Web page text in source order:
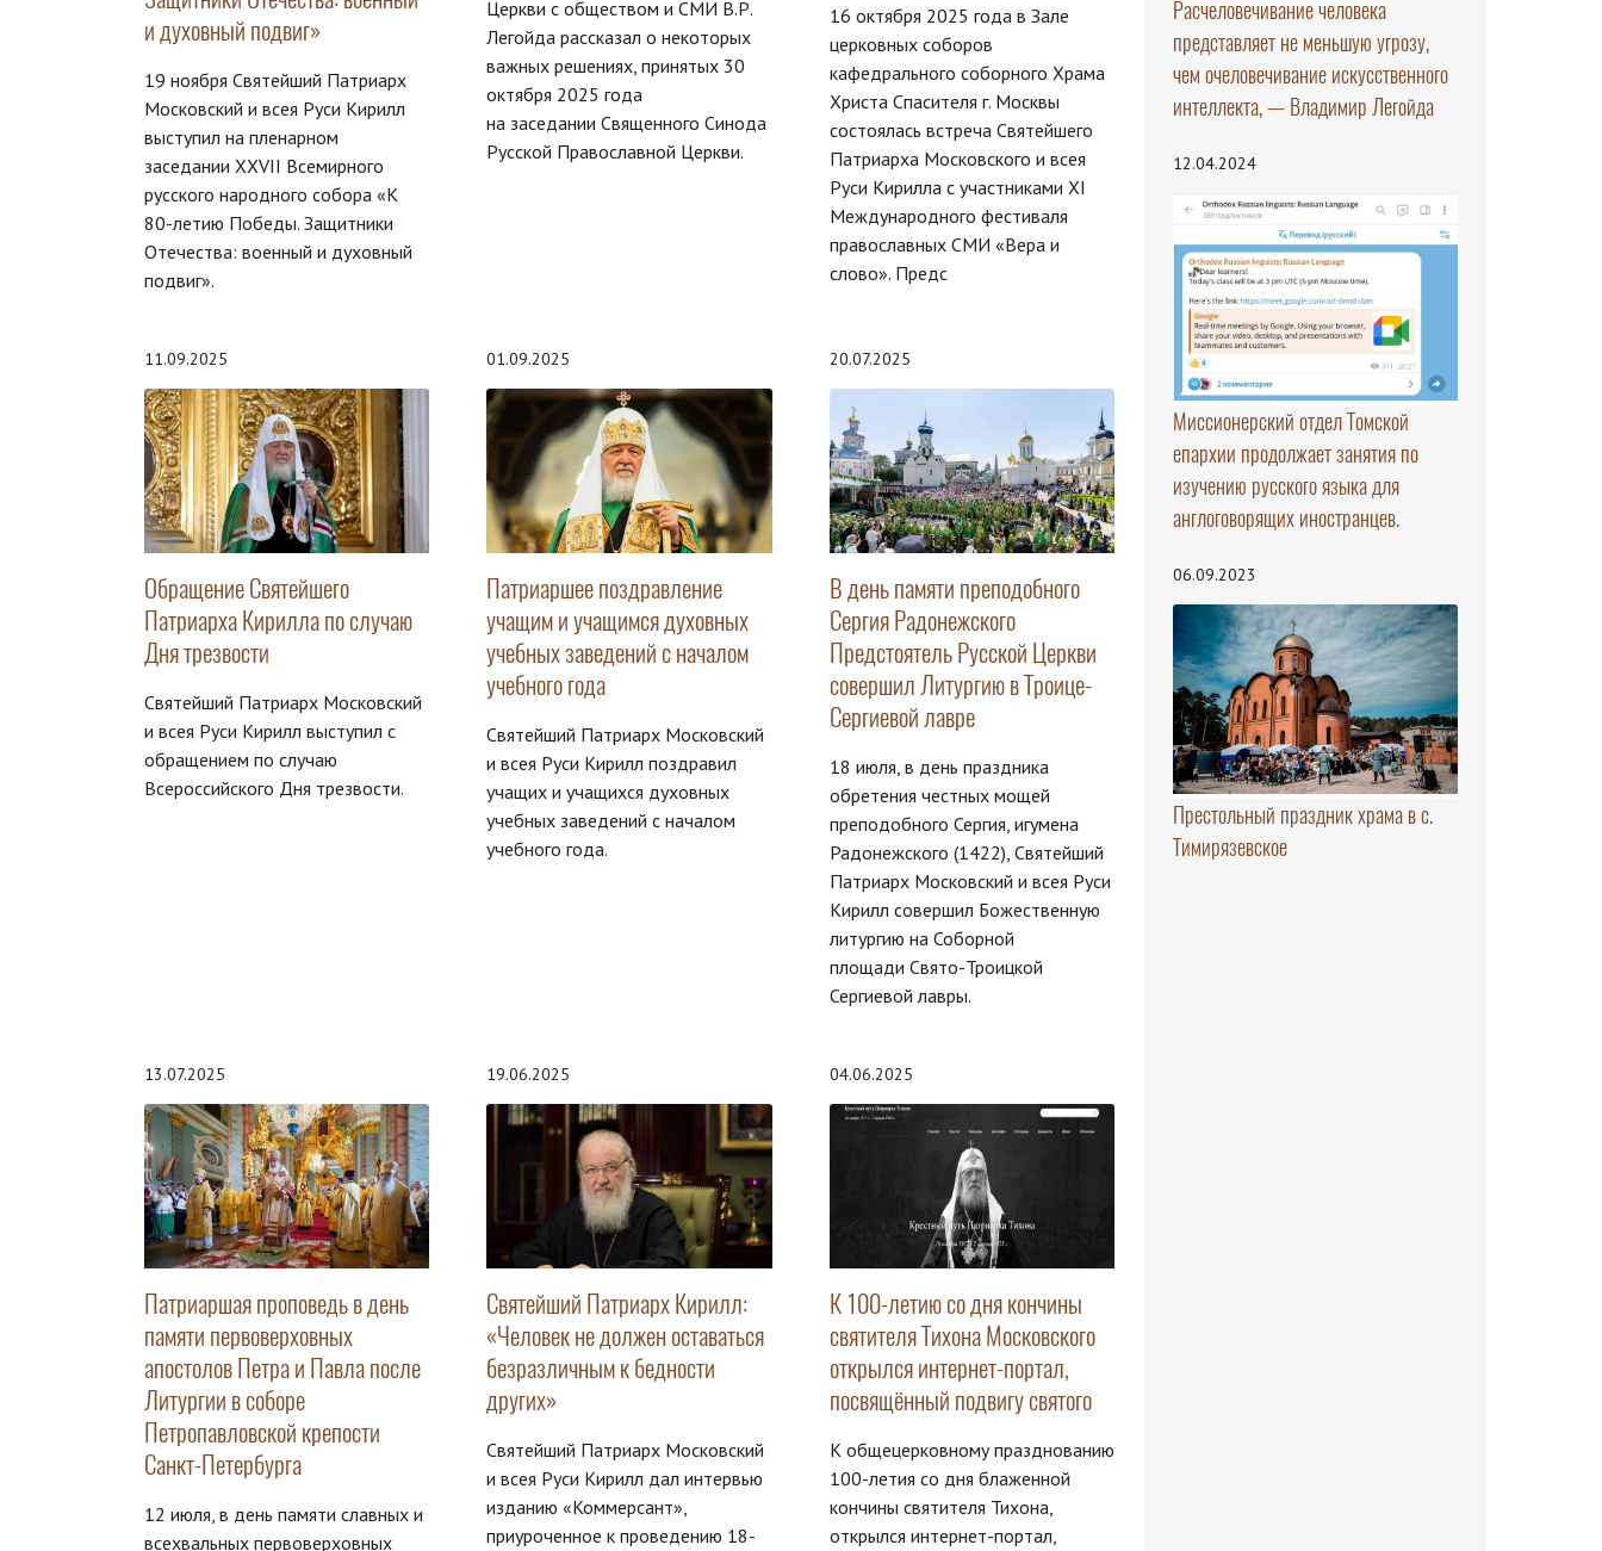
и духовный подвиг»
19 ноября Святейший Патриарх
Московский и всея Руси Кирилл
выступил на пленарном
заседании XXVII Всемирного
русского народного собора «К
80-летию Победы. Защитники
Отечества: военный и духовный
подвиг».
Церкви с обществом и СМИ В.Р.
Легойда рассказал о некоторых
важных решениях, принятых 30
октября 2025 года
на заседании Священного Синода
Русской Православной Церкви.
16 октября 2025 года в Зале
церковных соборов
кафедрального соборного Храма
Христа Спасителя г. Москвы
состоялась встреча Святейшего
Патриарха Московского и всея
Руси Кирилла с участниками XI
Международного фестиваля
православных СМИ «Вера и
слово». Предс
11.09.2025
Обращение Святейшего
Патриарха Кирилла по случаю
Дня трезвости
Святейший Патриарх Московский
и всея Руси Кирилл выступил с
обращением по случаю
Всероссийского Дня трезвости.
01.09.2025
Патриаршее поздравление
учащим и учащимся духовных
учебных заведений с началом
учебного года
Святейший Патриарх Московский
и всея Руси Кирилл поздравил
учащих и учащихся духовных
учебных заведений с началом
учебного года.
20.07.2025
В день памяти преподобного
Сергия Радонежского
Предстоятель Русской Церкви
совершил Литургию в Троице-
Сергиевой лавре
18 июля, в день праздника
обретения честных мощей
преподобного Сергия, игумена
Радонежского (1422), Святейший
Патриарх Московский и всея Руси
Кирилл совершил Божественную
литургию на Соборной
площади Свято-Троицкой
Сергиевой лавры.
13.07.2025
Патриаршая проповедь в день
памяти первоверховных
апостолов Петра и Павла после
Литургии в соборе
Петропавловской крепости
Санкт-Петербурга
12 июля, в день памяти славных и
всехвальных первоверховных
19.06.2025
Святейший Патриарх Кирилл:
«Человек не должен оставаться
безразличным к бедности
других»
Святейший Патриарх Московский
и всея Руси Кирилл дал интервью
изданию «Коммерсант»,
приуроченное к проведению 18-
04.06.2025
К 100-летию со дня кончины
святителя Тихона Московского
открылся интернет-портал,
посвящённый подвигу святого
К общецерковному празднованию
100-летия со дня блаженной
кончины святителя Тихона,
открылся интернет-портал,
Расчеловечивание человека
представляет не меньшую угрозу,
чем очеловечивание искусственного
интеллекта, — Владимир Легойда
12.04.2024
Миссионерский отдел Томской
епархии продолжает занятия по
изучению русского языка для
англоговорящих иностранцев.
06.09.2023
Престольный праздник храма в с.
Тимирязевское